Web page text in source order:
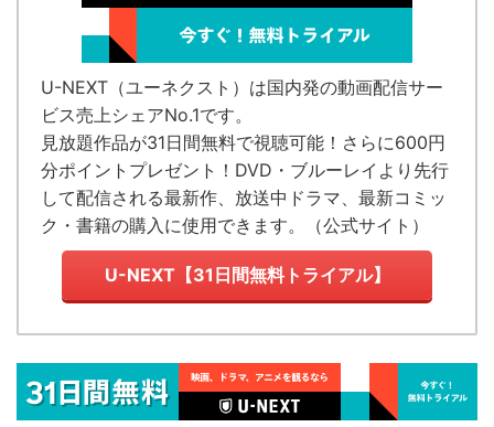
U-NEXT（ユーネクスト） は国内発の動画配信サー
ビス売上シェアNo.1です。
見放題作品が31日間無料で視聴可能！ さらに600円
分ポイントプレゼント！DVD・ブルーレイより先行
して配信される最新作、放送中ドラマ、最新コミッ
ク・書籍の購入に使用できます。（公式サイト ）
U-NEXT【31日間無料トライアル】